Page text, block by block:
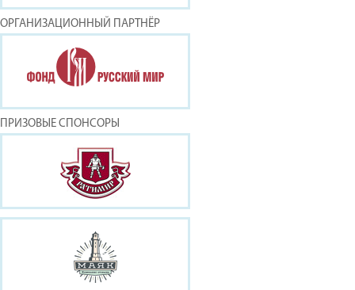
ОРГАНИЗАЦИОННЫЙ ПАРТНЁР
ПРИЗОВЫЕ СПОНСОРЫ